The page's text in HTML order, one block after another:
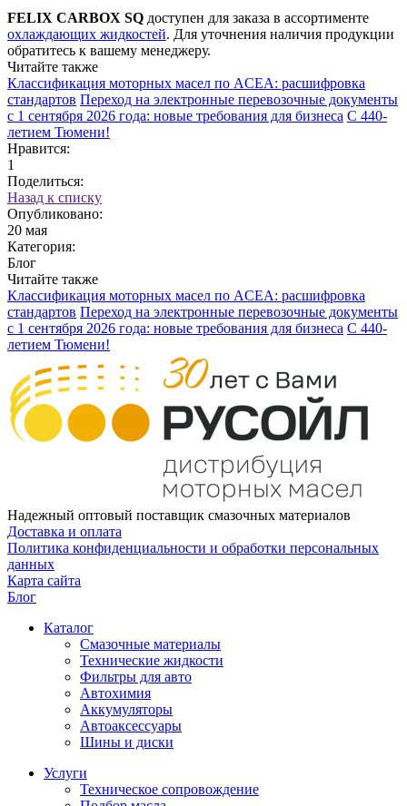
FELIX CARBOX SQ доступен для заказа в ассортименте
охлаждающих жидкостей. Для уточнения наличия продукции
обратитесь к вашему менеджеру.
Читайте также
Классификация моторных масел по ACEA: расшифровка
стандартов Переход на электронные перевозочные документы
с 1 сентября 2026 года: новые требования для бизнеса С 440-
летием Тюмени!
Нравится:
1
Поделиться:
Назад к списку
Опубликовано:
20 мая
Категория:
Блог
Читайте также
Классификация моторных масел по ACEA: расшифровка
стандартов Переход на электронные перевозочные документы
с 1 сентября 2026 года: новые требования для бизнеса С 440-
летием Тюмени!
Надежный оптовый поставщик смазочных материалов
Доставка и оплата
Политика конфиденциальности и обработки персональных
данных
Карта сайта
Блог
Каталог
Смазочные материалы
Технические жидкости
Фильтры для авто
Автохимия
Аккумуляторы
Автоаксессуары
Шины и диски
Услуги
Техническое сопровождение